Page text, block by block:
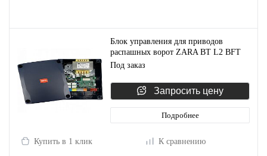
Блок управления для приводов
распашных ворот ZARA BT L2 BFT
D113796 00002
Под заказ
Запросить цену
Подробнее
Купить в 1 клик К сравнению